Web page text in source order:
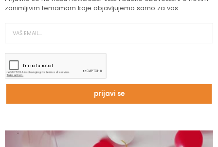
zanimljivim temamam koje objavljujemo samo za vas.